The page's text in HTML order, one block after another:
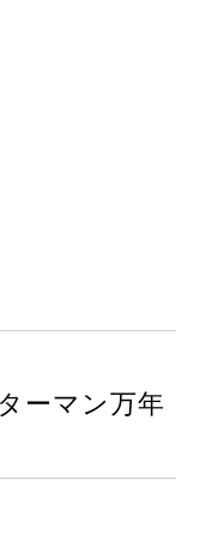
ーマン万年